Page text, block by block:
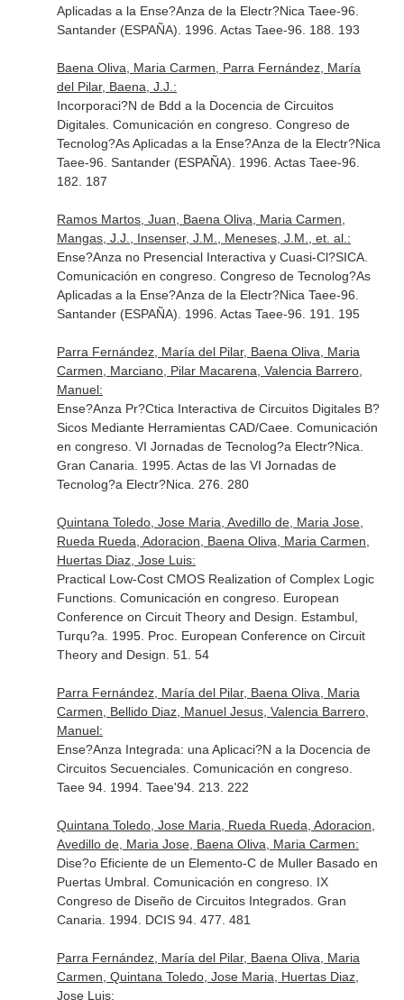
Aplicadas a la Ense?Anza de la Electr?Nica Taee-96.
Santander (ESPAÑA). 1996. Actas Taee-96. 188. 193
Baena Oliva, Maria Carmen, Parra Fernández, María
del Pilar, Baena, J.J.:
Incorporaci?N de Bdd a la Docencia de Circuitos
Digitales. Comunicación en congreso. Congreso de
Tecnolog?As Aplicadas a la Ense?Anza de la Electr?Nica
Taee-96. Santander (ESPAÑA). 1996. Actas Taee-96.
182. 187
Ramos Martos, Juan, Baena Oliva, Maria Carmen,
Mangas, J.J., Insenser, J.M., Meneses, J.M., et. al.:
Ense?Anza no Presencial Interactiva y Cuasi-Cl?SICA.
Comunicación en congreso. Congreso de Tecnolog?As
Aplicadas a la Ense?Anza de la Electr?Nica Taee-96.
Santander (ESPAÑA). 1996. Actas Taee-96. 191. 195
Parra Fernández, María del Pilar, Baena Oliva, Maria
Carmen, Marciano, Pilar Macarena, Valencia Barrero,
Manuel:
Ense?Anza Pr?Ctica Interactiva de Circuitos Digitales B?
Sicos Mediante Herramientas CAD/Caee. Comunicación
en congreso. VI Jornadas de Tecnolog?a Electr?Nica.
Gran Canaria. 1995. Actas de las VI Jornadas de
Tecnolog?a Electr?Nica. 276. 280
Quintana Toledo, Jose Maria, Avedillo de, Maria Jose,
Rueda Rueda, Adoracion, Baena Oliva, Maria Carmen,
Huertas Diaz, Jose Luis:
Practical Low-Cost CMOS Realization of Complex Logic
Functions. Comunicación en congreso. European
Conference on Circuit Theory and Design. Estambul,
Turqu?a. 1995. Proc. European Conference on Circuit
Theory and Design. 51. 54
Parra Fernández, María del Pilar, Baena Oliva, Maria
Carmen, Bellido Diaz, Manuel Jesus, Valencia Barrero,
Manuel:
Ense?Anza Integrada: una Aplicaci?N a la Docencia de
Circuitos Secuenciales. Comunicación en congreso.
Taee 94. 1994. Taee'94. 213. 222
Quintana Toledo, Jose Maria, Rueda Rueda, Adoracion,
Avedillo de, Maria Jose, Baena Oliva, Maria Carmen:
Dise?o Eficiente de un Elemento-C de Muller Basado en
Puertas Umbral. Comunicación en congreso. IX
Congreso de Diseño de Circuitos Integrados. Gran
Canaria. 1994. DCIS 94. 477. 481
Parra Fernández, María del Pilar, Baena Oliva, Maria
Carmen, Quintana Toledo, Jose Maria, Huertas Diaz,
Jose Luis: